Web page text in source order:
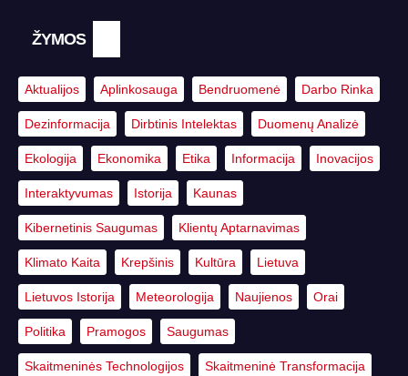
ŽYMOS
Aktualijos Aplinkosauga Bendruomenė Darbo Rinka
Dezinformacija Dirbtinis Intelektas Duomenų Analizė
Ekologija Ekonomika Etika Informacija Inovacijos
Interaktyvumas Istorija Kaunas
Kibernetinis Saugumas Klientų Aptarnavimas
Klimato Kaita Krepšinis Kultūra Lietuva
Lietuvos Istorija Meteorologija Naujienos Orai
Politika Pramogos Saugumas
Skaitmeninės Technologijos Skaitmeninė Transformacija